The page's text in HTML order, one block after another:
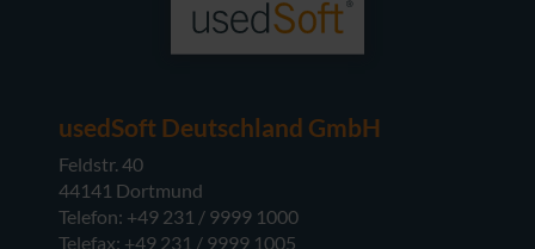
usedSoft Deutschland GmbH
Feldstr. 40
44141 Dortmund
Telefon: +49 231 / 9999 1000
Telefax: +49 231 / 9999 1005